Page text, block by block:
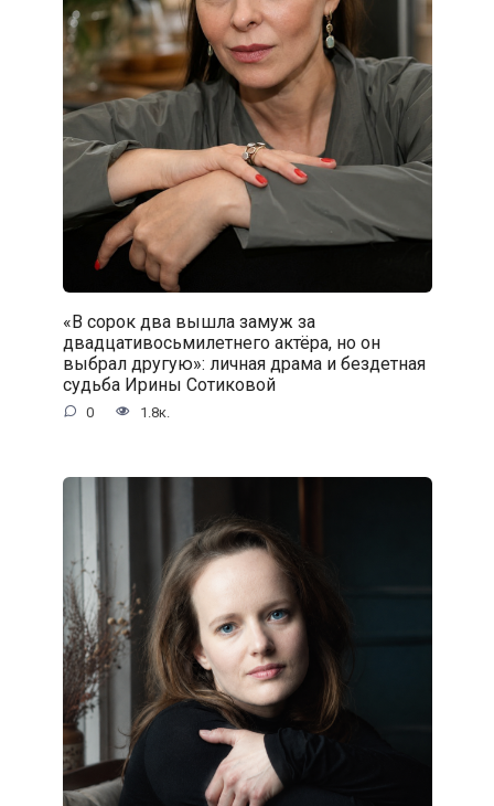
«В сорок два вышла замуж за
двадцативосьмилетнего актёра, но он
выбрал другую»: личная драма и бездетная
судьба Ирины Сотиковой
0 1.8к.